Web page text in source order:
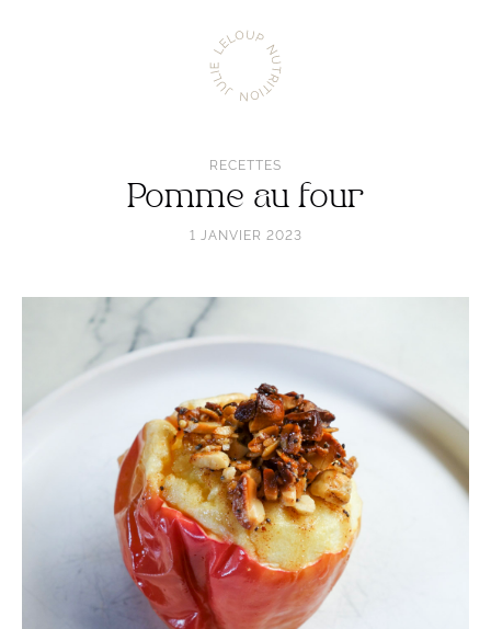
Aller
l'accueil
Julie
Leloup
Nutrition
Pomme au four
RECETTES
1 JANVIER 2023